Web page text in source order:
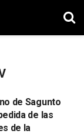
de Sagunto
de las
de la